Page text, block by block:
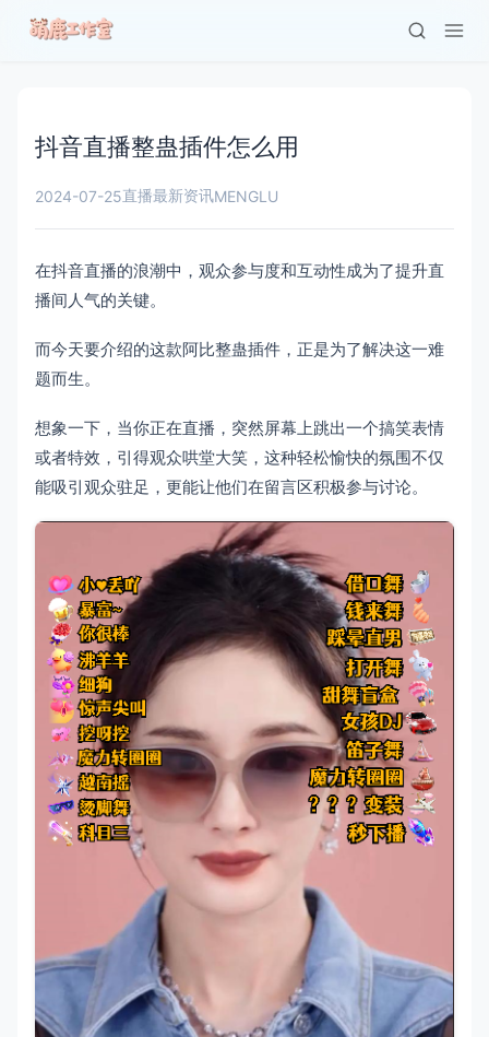
抖音直播整蛊插件怎么用
2024-07-25直播最新资讯MENGLU
在抖音直播的浪潮中，观众参与度和互动性成为了提升直
播间人气的关键。
而今天要介绍的这款阿比整蛊插件，正是为了解决这一难
题而生。
想象一下，当你正在直播，突然屏幕上跳出一个搞笑表情
或者特效，引得观众哄堂大笑，这种轻松愉快的氛围不仅
能吸引观众驻足，更能让他们在留言区积极参与讨论。